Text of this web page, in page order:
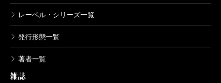
レーベル・シリーズ一覧
発行形態一覧
著者一覧
雑誌